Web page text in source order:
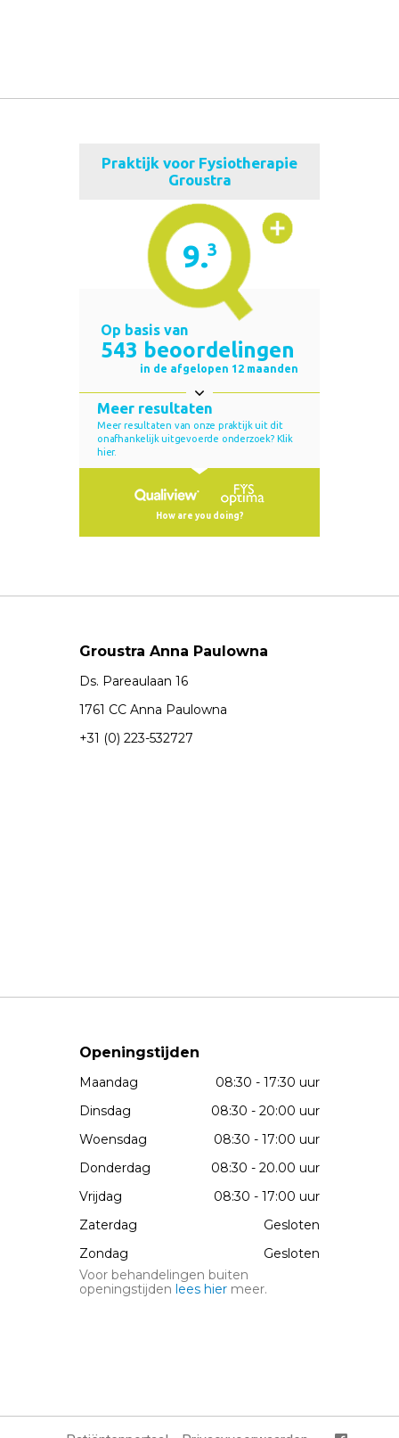
Groustra Anna Paulowna
Ds. Pareaulaan 16
1761 CC Anna Paulowna
+31 (0) 223-532727
Openingstijden
Maandag
08:30 - 17:30 uur
Dinsdag
08:30 - 20:00 uur
Woensdag
08:30 - 17:00 uur
Donderdag
08:30 - 20.00 uur
Vrijdag
08:30 - 17:00 uur
Zaterdag
Gesloten
Zondag
Gesloten
Voor behandelingen buiten
openingstijden lees hier meer.